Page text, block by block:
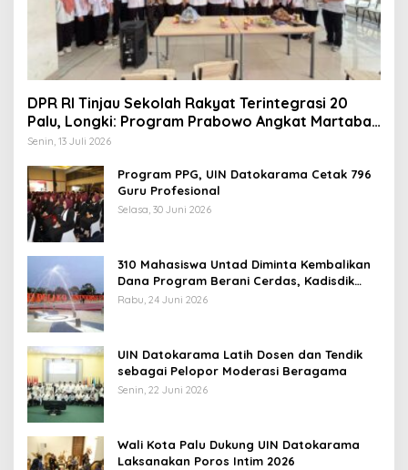
DPR RI Tinjau Sekolah Rakyat Terintegrasi 20
Palu, Longki: Program Prabowo Angkat Martabat
Anak Miskin
Senin, 13 Juli 2026
Program PPG, UIN Datokarama Cetak 796
Guru Profesional
Selasa, 30 Juni 2026
310 Mahasiswa Untad Diminta Kembalikan
Dana Program Berani Cerdas, Kadisdik
Sulteng: Tidak Boleh Terima Beasiswa
Rabu, 24 Juni 2026
UIN Datokarama Latih Dosen dan Tendik
sebagai Pelopor Moderasi Beragama
Senin, 22 Juni 2026
Wali Kota Palu Dukung UIN Datokarama
Laksanakan Poros Intim 2026